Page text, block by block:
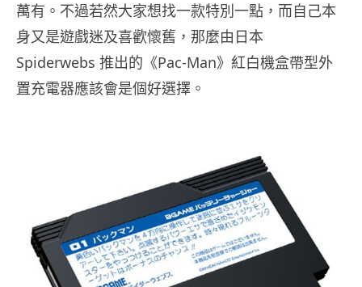
萬有。不過若然大家想找一款特別一點，而自己本
身又是遊戲迷及喜歡懷舊，那麼由日本
Spiderwebs 推出的《Pac-Man》紅白機盒帶型外
置充電器應該會是個好選擇。